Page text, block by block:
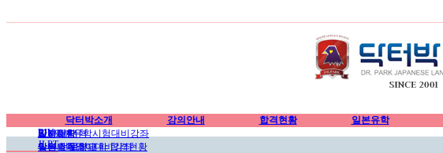
닥터박소개
인사말/연혁
학원소개
강의안내
EJU일본유학시험대비강좌
일본유학영어대비강좌
합격현황
합격현황
일본대학 합격현황
일본유학
일본대학
일본 전문학교
EJU
JLPT
공지사항
닥터박뉴스